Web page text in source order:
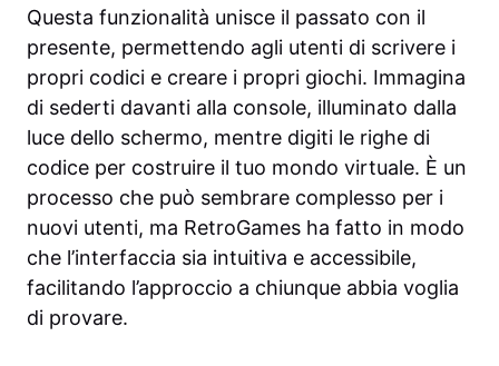
Questa funzionalità unisce il passato con il
presente, permettendo agli utenti di scrivere i
propri codici e creare i propri giochi. Immagina
di sederti davanti alla console, illuminato dalla
luce dello schermo, mentre digiti le righe di
codice per costruire il tuo mondo virtuale. È un
processo che può sembrare complesso per i
nuovi utenti, ma RetroGames ha fatto in modo
che l’interfaccia sia intuitiva e accessibile,
facilitando l’approccio a chiunque abbia voglia
di provare.